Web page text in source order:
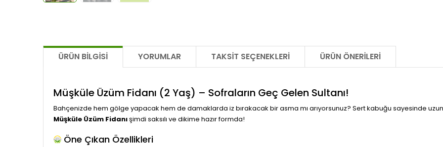
ÜRÜN BILGISI YORUMLAR TAKSIT SEÇENEKLERI ÜRÜN ÖNERILERI
Müşküle Üzüm Fidanı (2 Yaş) – Sofraların Geç Gelen Sultanı!
Bahçenizde hem gölge yapacak hem de damaklarda iz bırakacak bir asma mı arıyorsunuz? Sert kabuğu sayesinde
Müşküle Üzüm Fidanışimdi saksılı ve dikime hazır formda!
Öne Çıkan Özellikleri